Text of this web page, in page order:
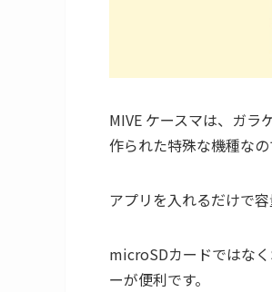
MIVE ケースマは、ガラ
作られた特殊な機種な
アプリを入れるだけで
microSDカードではな
ーが便利です。